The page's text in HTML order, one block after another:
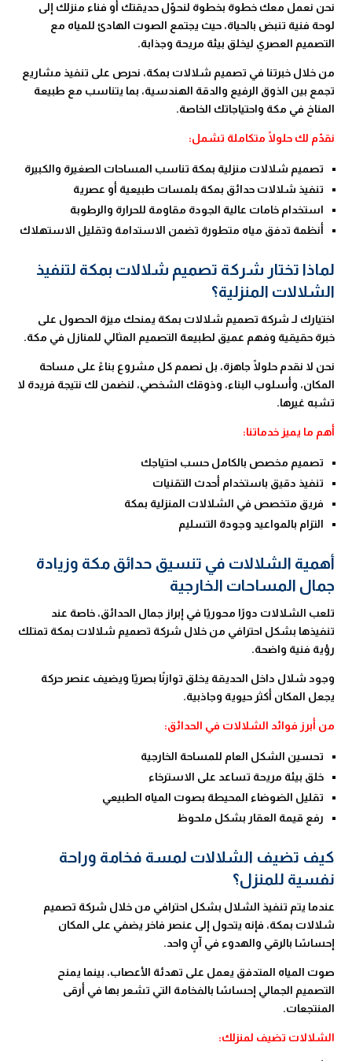
نحن نعمل معك خطوة بخطوة لنحوّل حديقتك أو فناء منزلك إلى
لوحة فنية تنبض بالحياة، حيث يجتمع الصوت الهادئ للمياه مع
التصميم العصري ليخلق بيئة مريحة وجذابة.
من خلال خبرتنا في تصميم شلالات بمكة، نحرص على تنفيذ مشاريع
تجمع بين الذوق الرفيع والدقة الهندسية، بما يتناسب مع طبيعة
المناخ في مكة واحتياجاتك الخاصة.
نقدّم لك حلولًا متكاملة تشمل:
تصميم شلالات منزلية بمكة تناسب المساحات الصغيرة والكبيرة
تنفيذ شلالات حدائق بمكة بلمسات طبيعية أو عصرية
استخدام خامات عالية الجودة مقاومة للحرارة والرطوبة
أنظمة تدفق مياه متطورة تضمن الاستدامة وتقليل الاستهلاك
لماذا تختار شركة تصميم شلالات بمكة لتنفيذ
الشلالات المنزلية؟
اختيارك لـ شركة تصميم شلالات بمكة يمنحك ميزة الحصول على
خبرة حقيقية وفهم عميق لطبيعة التصميم المثالي للمنازل في مكة.
نحن لا نقدم حلولًا جاهزة، بل نصمم كل مشروع بناءً على مساحة
المكان، وأسلوب البناء، وذوقك الشخصي، لنضمن لك نتيجة فريدة لا
تشبه غيرها.
أهم ما يميز خدماتنا:
تصميم مخصص بالكامل حسب احتياجك
تنفيذ دقيق باستخدام أحدث التقنيات
فريق متخصص في الشلالات المنزلية بمكة
التزام بالمواعيد وجودة التسليم
أهمية الشلالات في تنسيق حدائق مكة وزيادة
جمال المساحات الخارجية
تلعب الشلالات دورًا محوريًا في إبراز جمال الحدائق، خاصة عند
تنفيذها بشكل احترافي من خلال شركة تصميم شلالات بمكة تمتلك
رؤية فنية واضحة.
وجود شلال داخل الحديقة يخلق توازنًا بصريًا ويضيف عنصر حركة
يجعل المكان أكثر حيوية وجاذبية.
من أبرز فوائد الشلالات في الحدائق:
تحسين الشكل العام للمساحة الخارجية
خلق بيئة مريحة تساعد على الاسترخاء
تقليل الضوضاء المحيطة بصوت المياه الطبيعي
رفع قيمة العقار بشكل ملحوظ
كيف تضيف الشلالات لمسة فخامة وراحة
نفسية للمنزل؟
عندما يتم تنفيذ الشلال بشكل احترافي من خلال شركة تصميم
شلالات بمكة، فإنه يتحول إلى عنصر فاخر يضفي على المكان
إحساسًا بالرقي والهدوء في آنٍ واحد.
صوت المياه المتدفق يعمل على تهدئة الأعصاب، بينما يمنح
التصميم الجمالي إحساسًا بالفخامة التي تشعر بها في أرقى
المنتجعات.
الشلالات تضيف لمنزلك: